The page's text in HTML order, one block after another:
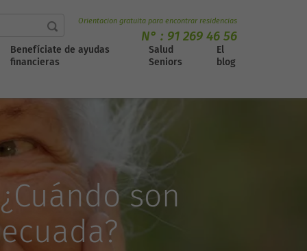
Orientacion gratuita para encontrar residencias
N° : 91 269 46 56
Benefíciate de ayudas
financieras
Salud
Seniors
El
blog
son